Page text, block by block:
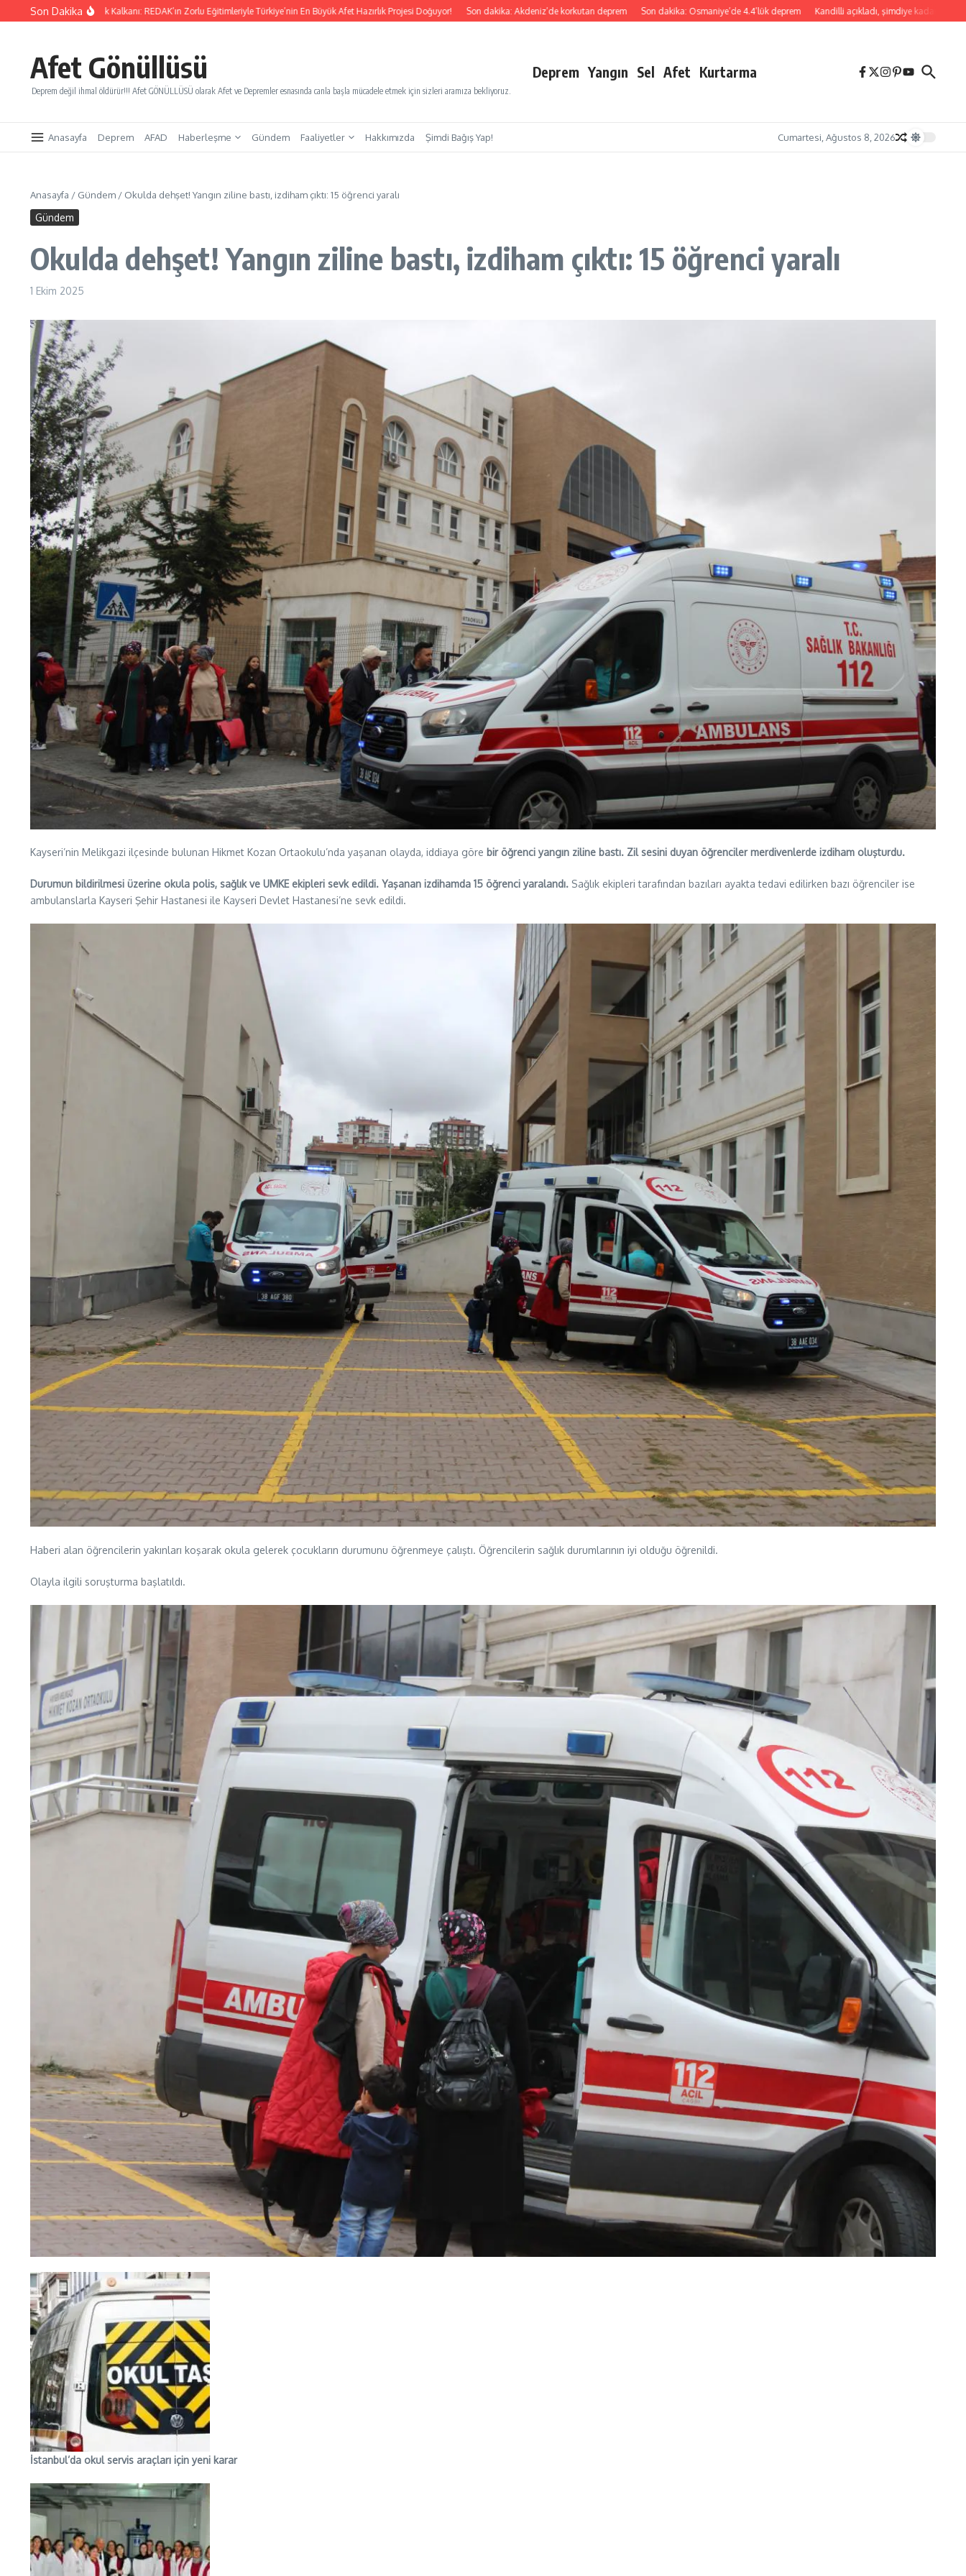
İçeriğe atlaSon Dakika
Gençlik Kalkanı: REDAK’ın Zorlu Eğitimleriyle Türkiye’nin En Büyük Afet Hazırlık Projesi Doğuyor! Son dakika: Akdeniz’de korkutan deprem Son dakika: Osmaniye’de 4.4’lük deprem Kandilli açıkladı, şimdiye kadar yanlış alarm
Afet Gönüllüsü
Deprem değil ihmal öldürür!!! Afet GÖNÜLLÜSÜ olarak Afet ve Depremler esnasında canla başla mücadele etmek için sizleri aramıza bekliyoruz.
Deprem Yangın Sel Afet Kurtarma
Anasayfa Deprem AFAD Haberleşme Gündem Faaliyetler Hakkımızda Şimdi Bağış Yap! Cumartesi, Ağustos 8, 2026
Anasayfa / Gündem / Okulda dehşet! Yangın ziline bastı, izdiham çıktı: 15 öğrenci yaralı
Gündem
Okulda dehşet! Yangın ziline bastı, izdiham çıktı: 15 öğrenci yaralı
1 Ekim 2025
Kayseri’nin Melikgazi ilçesinde bulunan Hikmet Kozan Ortaokulu’nda yaşanan olayda, iddiaya göre bir öğrenci yangın ziline bastı. Zil sesini duyan öğrenciler merdivenlerde izdiham oluşturdu.
Durumun bildirilmesi üzerine okula polis, sağlık ve UMKE ekipleri sevk edildi. Yaşanan izdihamda 15 öğrenci yaralandı. Sağlık ekipleri tarafından bazıları ayakta tedavi edilirken bazı öğrenciler ise
ambulanslarla Kayseri Şehir Hastanesi ile Kayseri Devlet Hastanesi’ne sevk edildi.
Haberi alan öğrencilerin yakınları koşarak okula gelerek çocukların durumunu öğrenmeye çalıştı. Öğrencilerin sağlık durumlarının iyi olduğu öğrenildi.
Olayla ilgili soruşturma başlatıldı.
İstanbul’da okul servis araçları için yeni karar